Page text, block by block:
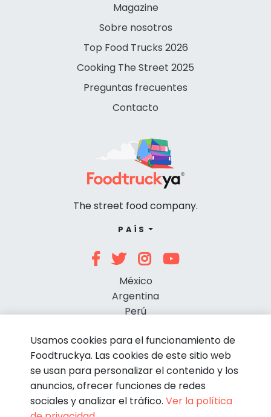
Magazine
Sobre nosotros
Top Food Trucks 2026
Cooking The Street 2025
Preguntas frecuentes
Contacto
The street food company.
PAÍS
México
Argentina
Perú
Usamos cookies para el funcionamiento de
Foodtruckya. Las cookies de este sitio web
se usan para personalizar el contenido y los
anuncios, ofrecer funciones de redes
sociales y analizar el tráfico. Ver la política